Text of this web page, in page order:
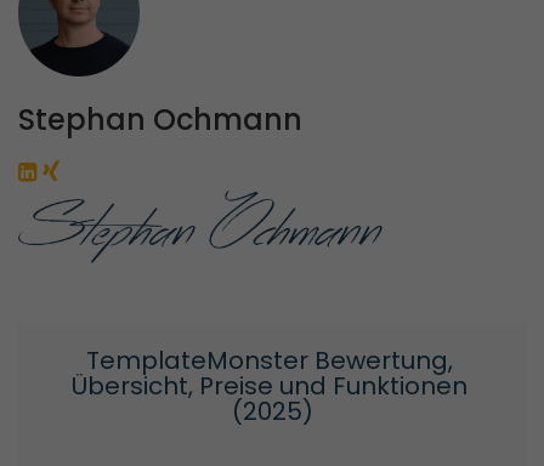
Stephan Ochmann
TemplateMonster Bewertung,
Übersicht, Preise und Funktionen
(2025)